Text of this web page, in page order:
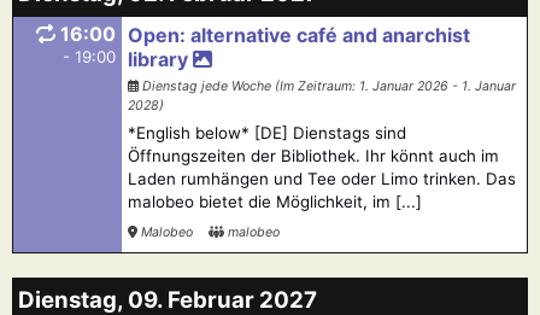
16:00
- 19:00
Open: alternative café and anarchist
library
Dienstag jede Woche (Im Zeitraum: 1. Januar 2026 - 1. Januar
2028)
*English below* [DE] Dienstags sind
Öffnungszeiten der Bibliothek. Ihr könnt auch im
Laden rumhängen und Tee oder Limo trinken. Das
malobeo bietet die Möglichkeit, im [...]
Malobeo malobeo
Dienstag, 09. Februar 2027